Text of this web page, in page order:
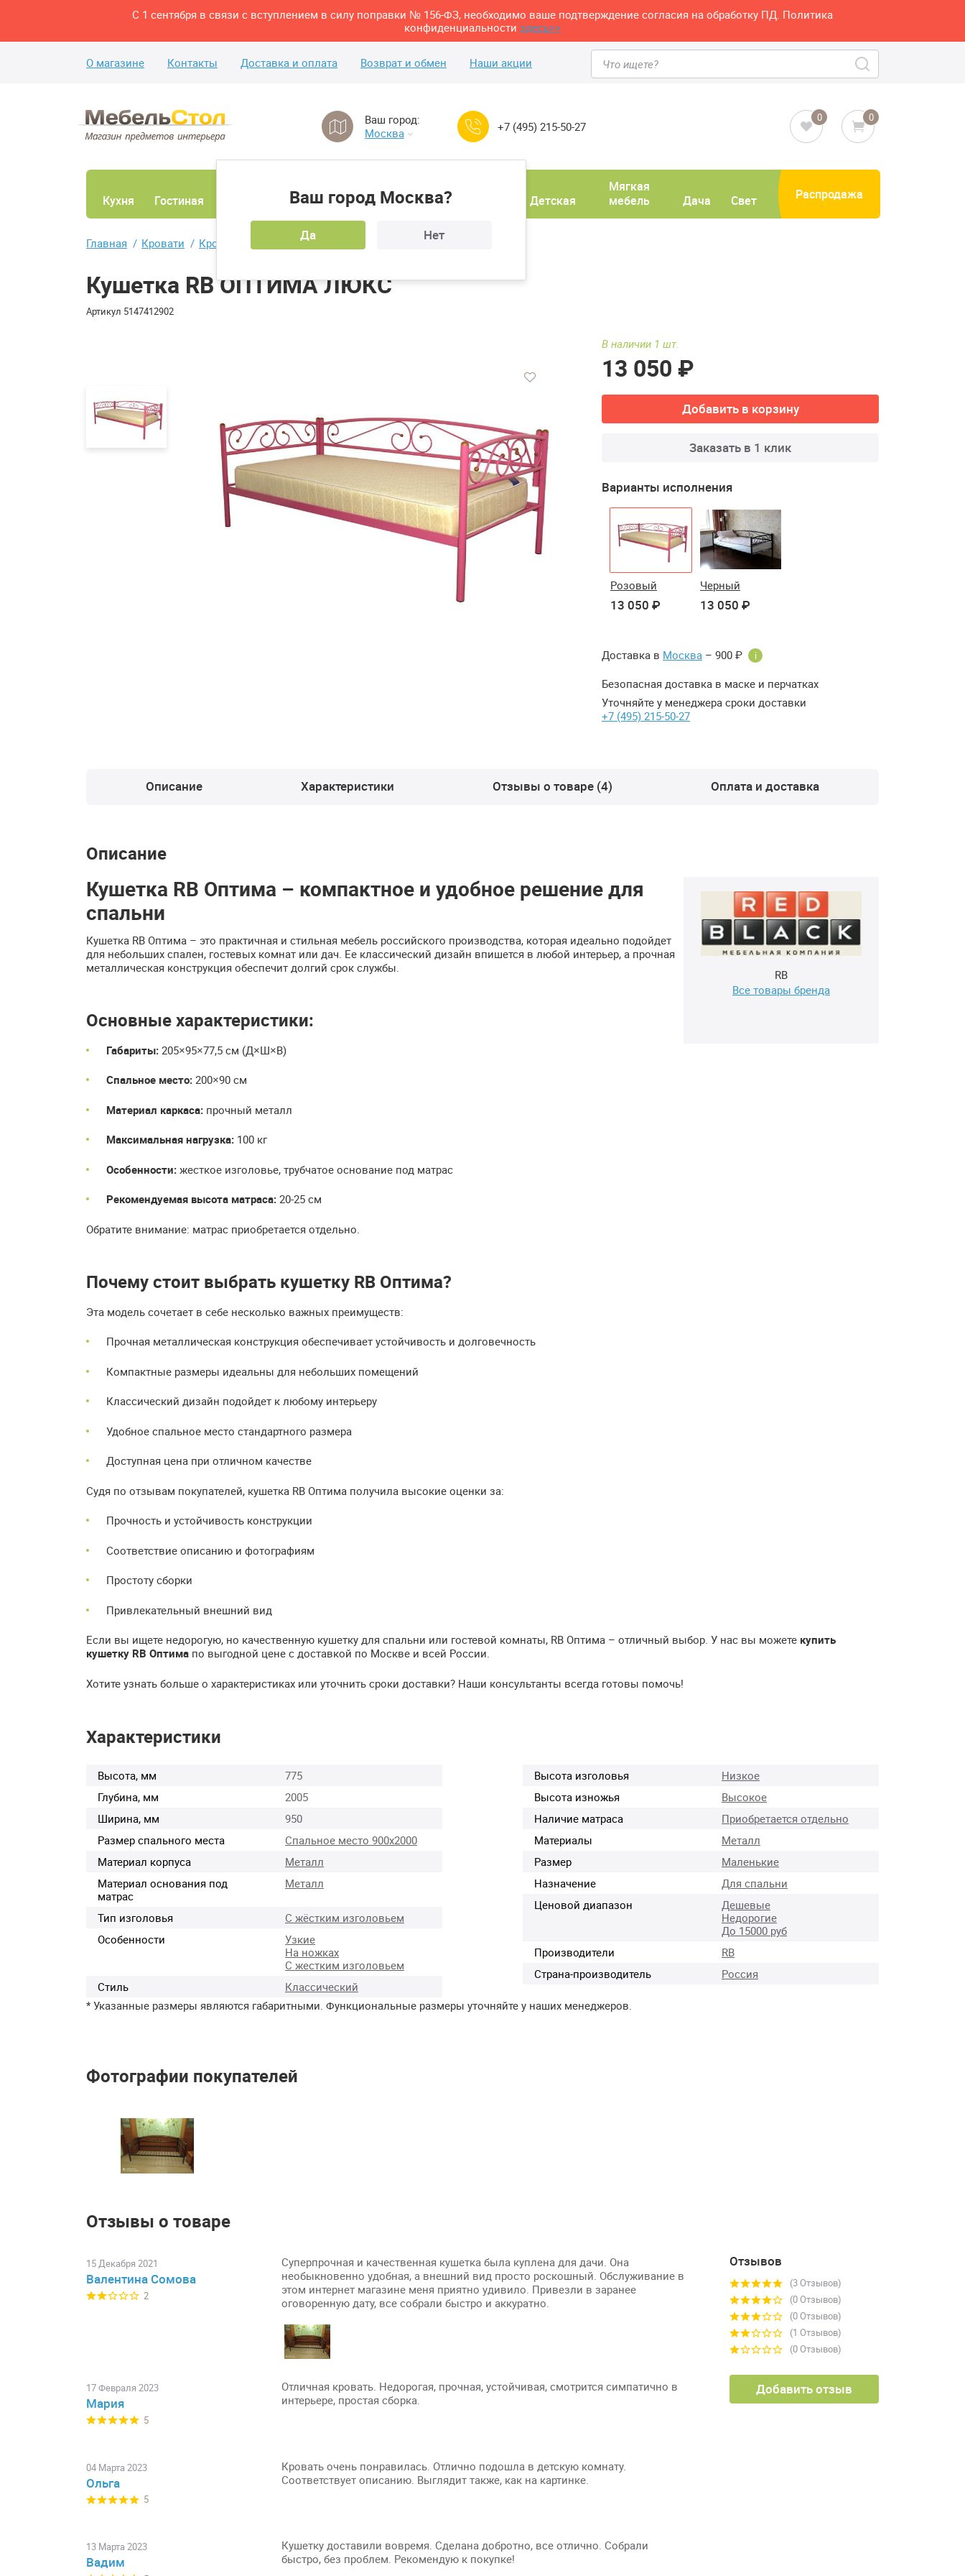
С 1 сентября в связи с вступлением в силу поправки № 156-ФЗ, необходимо ваше подтверждение согласия на обработку ПД. Политика
конфиденциальности здесь>>
О магазине Контакты Доставка и оплата Возврат и обмен Наши акции
Ваш город:
Москва
Ваш город Москва?
Да Нет
+7 (495) 215-50-27
0 0
Кухня Гостиная Спальня
кабинет
Детская
Мягкая
мебель
Дача Свет Распродажа
Главная Кровати Кровати односпальные Кушетка RB ОПТИМА ЛЮКС
Кушетка RB ОПТИМА ЛЮКС
Артикул 5147412902
В наличии 1 шт.
13 050 ₽
Добавить в корзину
Заказать в 1 клик
Варианты исполнения
Розовый
13 050 ₽
Черный
13 050 ₽
Доставка в Москва – 900 ₽ i
Безопасная доставка в маске и перчатках
Уточняйте у менеджера сроки доставки
+7 (495) 215-50-27
Описание Характеристики Отзывы о товаре (4) Оплата и доставка
Описание
RB
Все товары бренда
Кушетка RB Оптима – компактное и удобное решение для
спальни
Кушетка RB Оптима – это практичная и стильная мебель российского производства, которая идеально подойдет
для небольших спален, гостевых комнат или дач. Ее классический дизайн впишется в любой интерьер, а прочная
металлическая конструкция обеспечит долгий срок службы.
Основные характеристики:
Габариты: 205×95×77,5 см (Д×Ш×В)
Спальное место: 200×90 см
Материал каркаса: прочный металл
Максимальная нагрузка: 100 кг
Особенности: жесткое изголовье, трубчатое основание под матрас
Рекомендуемая высота матраса: 20-25 см
Обратите внимание: матрас приобретается отдельно.
Почему стоит выбрать кушетку RB Оптима?
Эта модель сочетает в себе несколько важных преимуществ:
Прочная металлическая конструкция обеспечивает устойчивость и долговечность
Компактные размеры идеальны для небольших помещений
Классический дизайн подойдет к любому интерьеру
Удобное спальное место стандартного размера
Доступная цена при отличном качестве
Судя по отзывам покупателей, кушетка RB Оптима получила высокие оценки за:
Прочность и устойчивость конструкции
Соответствие описанию и фотографиям
Простоту сборки
Привлекательный внешний вид
Если вы ищете недорогую, но качественную кушетку для спальни или гостевой комнаты, RB Оптима – отличный выбор. У нас вы можете купить
кушетку RB Оптима по выгодной цене с доставкой по Москве и всей России.
Хотите узнать больше о характеристиках или уточнить сроки доставки? Наши консультанты всегда готовы помочь!
Характеристики
Высота, мм
775
Глубина, мм
2005
Ширина, мм
950
Размер спального места
Спальное место 900х2000
Материал корпуса
Металл
Материал основания под
матрас
Металл
Тип изголовья
С жёстким изголовьем
Особенности
Узкие
На ножках
С жестким изголовьем
Стиль
Классический
Высота изголовья
Низкое
Высота изножья
Высокое
Наличие матраса
Приобретается отдельно
Материалы
Металл
Размер
Маленькие
Назначение
Для спальни
Ценовой диапазон
Дешевые
Недорогие
До 15000 руб
Производители
RB
Страна-производитель
Россия
* Указанные размеры являются габаритными. Функциональные размеры уточняйте у наших менеджеров.
Фотографии покупателей
Отзывы о товаре
Отзывов
(3 Отзывов)
(0 Отзывов)
(0 Отзывов)
(1 Отзывов)
(0 Отзывов)
Добавить отзыв
15 Декабря 2021
Валентина Сомова
2
Суперпрочная и качественная кушетка была куплена для дачи. Она
необыкновенно удобная, а внешний вид просто роскошный. Обслуживание в
этом интернет магазине меня приятно удивило. Привезли в заранее
оговоренную дату, все собрали быстро и аккуратно.
17 Февраля 2023
Мария
5
Отличная кровать. Недорогая, прочная, устойчивая, смотрится симпатично в
интерьере, простая сборка.
04 Марта 2023
Ольга
5
Кровать очень понравилась. Отлично подошла в детскую комнату.
Соответствует описанию. Выглядит также, как на картинке.
13 Марта 2023
Вадим
Кушетку доставили вовремя. Сделана добротно, все отлично. Собрали
быстро, без проблем. Рекомендую к покупке!